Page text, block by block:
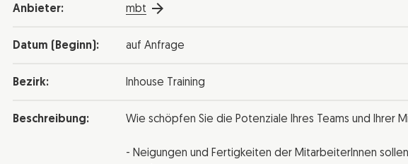
Anbieter: mbt
Datum (Beginn): auf Anfrage
Bezirk: Inhouse Training
Beschreibung: Wie schöpfen Sie die Potenziale Ihres Teams und Ihrer
- Neigungen und Fertigkeiten der MitarbeiterInnen